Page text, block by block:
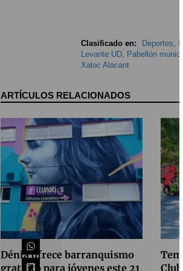
Compártelo
110
Clasificado en: Deportes
Levante UD, Pabellón
Xaloc Alacant
ARTÍCULOS RELACIONADOS
Dénia ofrece barranquismo
gratuito para jóvenes este 21